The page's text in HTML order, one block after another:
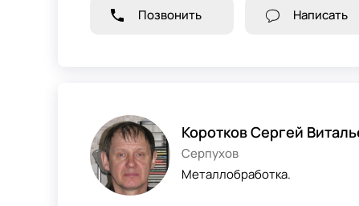
Позвонить Написать
Коротков Сергей
Серпухов
Металлобработка.